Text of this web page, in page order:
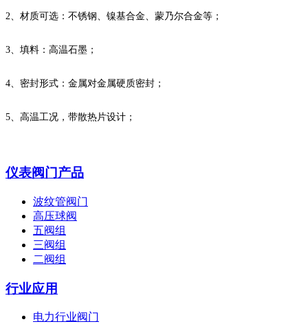
2、材质可选：不锈钢、镍基合金、蒙乃尔合金等；
3、填料：高温石墨；
4、密封形式：金属对金属硬质密封；
5、高温工况，带散热片设计；
仪表阀门产品
波纹管阀门
高压球阀
五阀组
三阀组
二阀组
行业应用
电力行业阀门